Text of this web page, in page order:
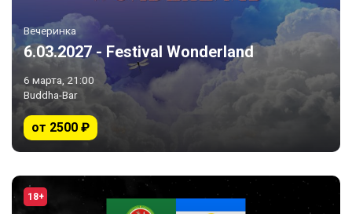
Вечеринка
6.03.2027 - Festival Wonderland
6 марта, 21:00
Buddha-Bar
от 2500 ₽
18+